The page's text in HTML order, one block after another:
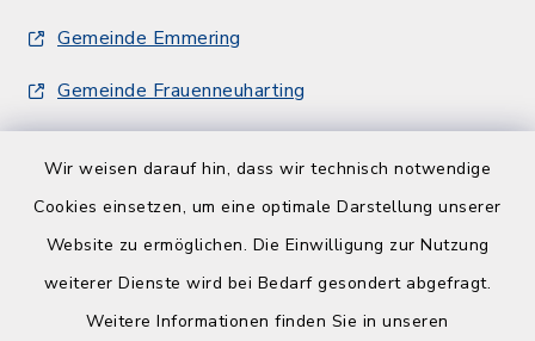
Wir weisen darauf hin, dass wir technisch notwendige
Cookies einsetzen, um eine optimale Darstellung unserer
Website zu ermöglichen. Die Einwilligung zur Nutzung
weiterer Dienste wird bei Bedarf gesondert abgefragt.
Weitere Informationen finden Sie in unseren
Gemeinde Emmering
Gemeinde Frauenneuharting
Barrierefreiheit